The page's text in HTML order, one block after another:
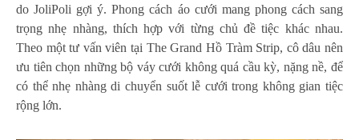
do JoliPoli gợi ý. Phong cách áo cưới mang phong cách sang
trọng nhẹ nhàng, thích hợp với từng chủ đề tiệc khác nhau.
Theo một tư vấn viên tại The Grand Hồ Tràm Strip, cô dâu nên
ưu tiên chọn những bộ váy cưới không quá cầu kỳ, nặng nề, để
có thể nhẹ nhàng di chuyển suốt lễ cưới trong không gian tiệc
rộng lớn.